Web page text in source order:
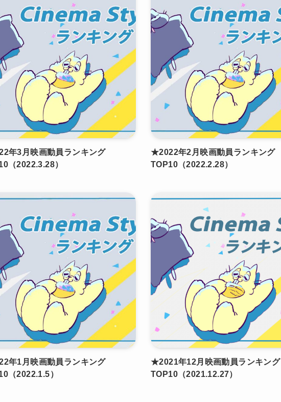
年3月映画動員ランキング
（2022.3.28）
★2022年2月映画動員ランキング
TOP10（2022.2.28）
年1月映画動員ランキング
（2022.1.5）
★2021年12月映画動員ランキング
TOP10（2021.12.27）